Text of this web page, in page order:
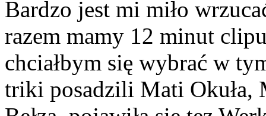
Bardzo jest mi miło
razem mamy 12 minut
chciałbym się wybrać w
triki posadzili Mati Okuła,